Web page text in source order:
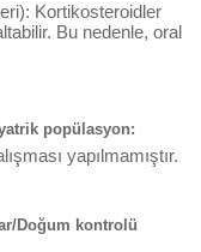
Kortikosteroidler
Bu nedenle, oral
popülasyon:
yapılmamıştır.
Doğum kontrolü